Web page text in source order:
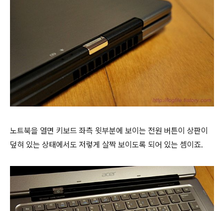
노트북을 열면 키보드 좌측 윗부분에 보이는 전원 버튼이 상판이
덮혀 있는 상태에서도 저렇게 살짝 보이도록 되어 있는 셈이죠.